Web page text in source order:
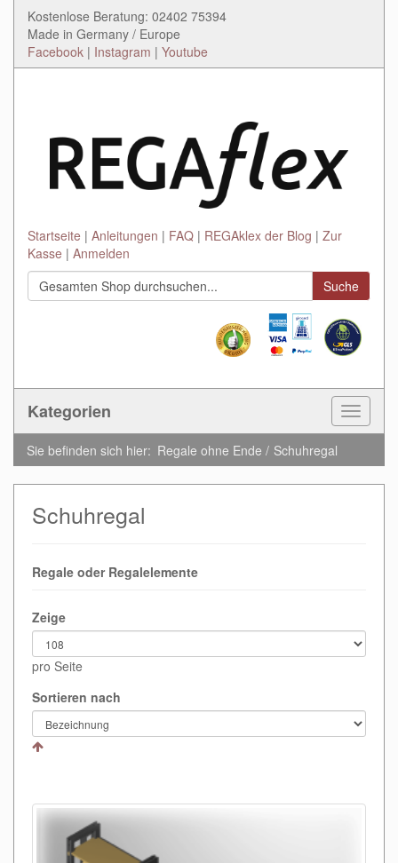
Kostenlose Beratung: 02402 75394
Made in Germany / Europe
Facebook | Instagram | Youtube
Startseite Anleitungen FAQ REGAklex der Blog
Zur
Kasse
Anmelden
Suche
Kategorien
Toggle
Sie befinden sich hier: Regale ohne Ende Schuhregal
Schuhregal
Regale oder Regalelemente
Zeige
pro Seite
Sortieren nach